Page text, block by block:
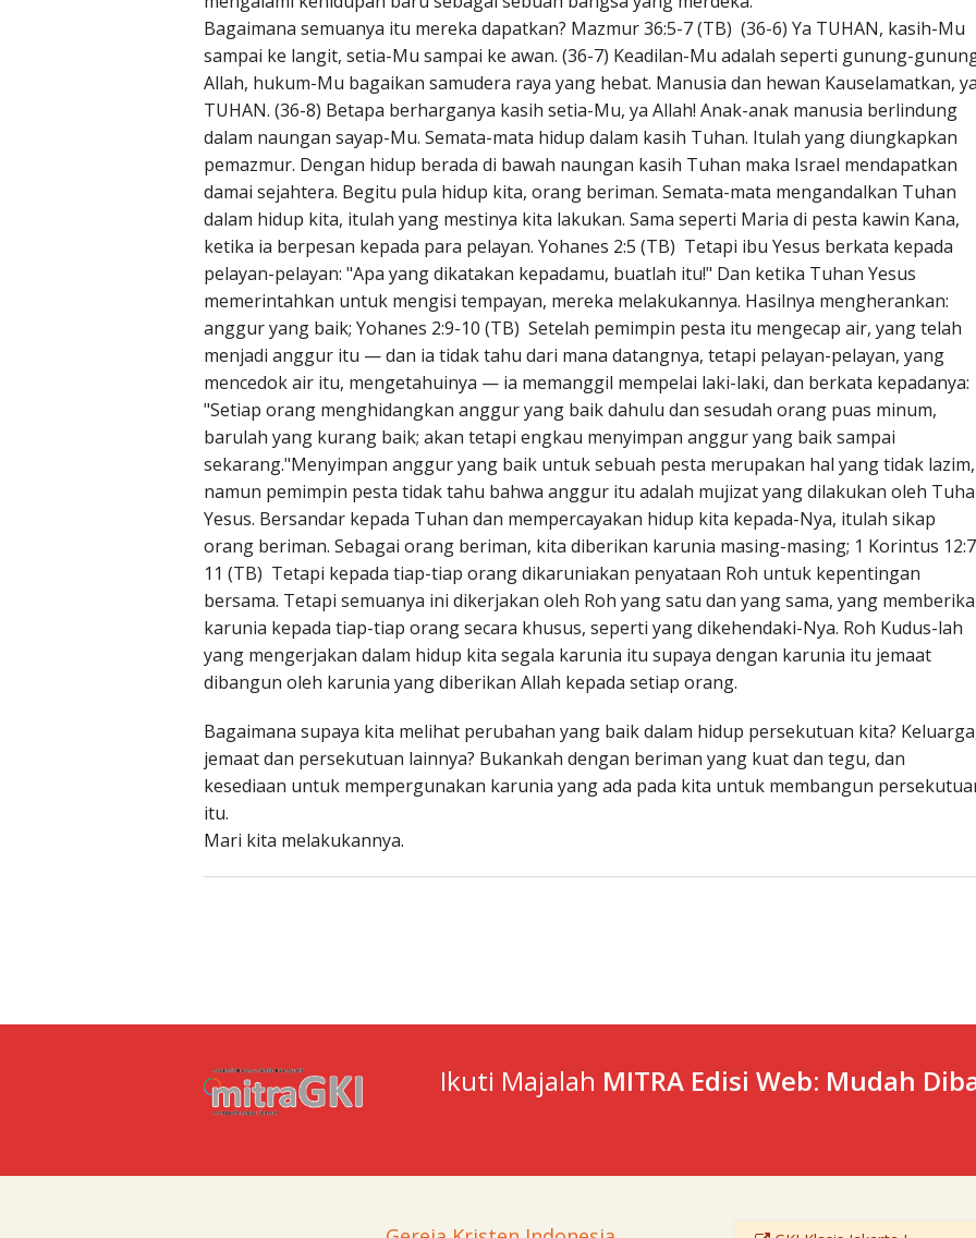
Bagaimana semuanya itu mereka dapatkan? Mazmur 36:5-7 (TB) (36-6) Ya TUHAN, kasih-Mu
sampai ke langit, setia-Mu sampai ke awan. (36-7) Keadilan-Mu adalah seperti gunung-
Allah, hukum-Mu bagaikan samudera raya yang hebat. Manusia dan hewan Kauselamatkan, ya
TUHAN. (36-8) Betapa berharganya kasih setia-Mu, ya Allah! Anak-anak manusia berlindung
dalam naungan sayap-Mu. Semata-mata hidup dalam kasih Tuhan. Itulah yang diungkapkan
pemazmur. Dengan hidup berada di bawah naungan kasih Tuhan maka Israel mendapatkan
damai sejahtera. Begitu pula hidup kita, orang beriman. Semata-mata mengandalkan Tuhan
dalam hidup kita, itulah yang mestinya kita lakukan. Sama seperti Maria di pesta kawin Kana,
ketika ia berpesan kepada para pelayan. Yohanes 2:5 (TB) Tetapi ibu Yesus berkata kepada
pelayan-pelayan: "Apa yang dikatakan kepadamu, buatlah itu!" Dan ketika Tuhan Yesus
memerintahkan untuk mengisi tempayan, mereka melakukannya. Hasilnya mengherankan:
anggur yang baik; Yohanes 2:9-10 (TB) Setelah pemimpin pesta itu mengecap air, yang telah
menjadi anggur itu — dan ia tidak tahu dari mana datangnya, tetapi pelayan-pelayan, yang
mencedok air itu, mengetahuinya — ia memanggil mempelai laki-laki, dan berkata kepadanya:
"Setiap orang menghidangkan anggur yang baik dahulu dan sesudah orang puas minum,
barulah yang kurang baik; akan tetapi engkau menyimpan anggur yang baik sampai
sekarang."Menyimpan anggur yang baik untuk sebuah pesta merupakan hal yang tidak lazim,
namun pemimpin pesta tidak tahu bahwa anggur itu adalah mujizat yang dilakukan oleh
Yesus. Bersandar kepada Tuhan dan mempercayakan hidup kita kepada-Nya, itulah sikap
orang beriman. Sebagai orang beriman, kita diberikan karunia masing-masing; 1 Korintus
11 (TB) Tetapi kepada tiap-tiap orang dikaruniakan penyataan Roh untuk kepentingan
bersama. Tetapi semuanya ini dikerjakan oleh Roh yang satu dan yang sama, yang
karunia kepada tiap-tiap orang secara khusus, seperti yang dikehendaki-Nya. Roh Kudus-lah
yang mengerjakan dalam hidup kita segala karunia itu supaya dengan karunia itu jemaat
dibangun oleh karunia yang diberikan Allah kepada setiap orang.
Bagaimana supaya kita melihat perubahan yang baik dalam hidup persekutuan kita?
jemaat dan persekutuan lainnya? Bukankah dengan beriman yang kuat dan tegu, dan
kesediaan untuk mempergunakan karunia yang ada pada kita untuk membangun
itu.
Mari kita melakukannya.
Ikuti Majalah MITRA Edisi Web: Mudah